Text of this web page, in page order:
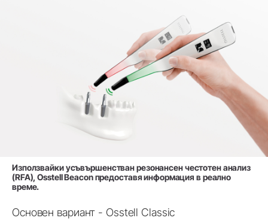
Използвайки усъвършенстван резонансен честотен анализ
(RFA), Osstell Beacon предоставя информация в реално
време.
Основен вариант - Osstell Classic